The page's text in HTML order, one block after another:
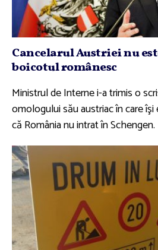
Cancelarul Austriei nu
boicotul românesc
Ministrul de Interne i-a trimis o
omologului său austriac în care
că România nu intrat în Schengen.